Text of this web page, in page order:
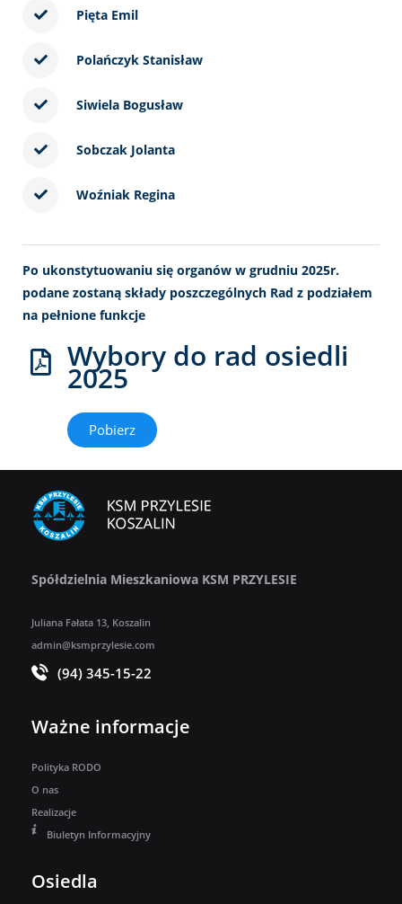
Pięta Emil
Polańczyk Stanisław
Siwiela Bogusław
Sobczak Jolanta
Woźniak Regina
Po ukonstytuowaniu się organów w grudniu 2025r.
podane zostaną składy poszczególnych Rad z podziałem
na pełnione funkcje
Wybory do rad osiedli
2025​
Pobierz
Spółdzielnia Mieszkaniowa KSM PRZYLESIE
Juliana Fałata 13, Koszalin
admin@ksmprzylesie.com
(94) 345-15-22
Ważne informacje
Polityka RODO
O nas
Realizacje
Biuletyn Informacyjny
Osiedla